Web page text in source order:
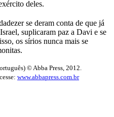
deles.
se deram conta de que já
suplicaram paz a Davi e se
os sírios nunca mais se
© Abba Press, 2012.
www.abbapress.com.br